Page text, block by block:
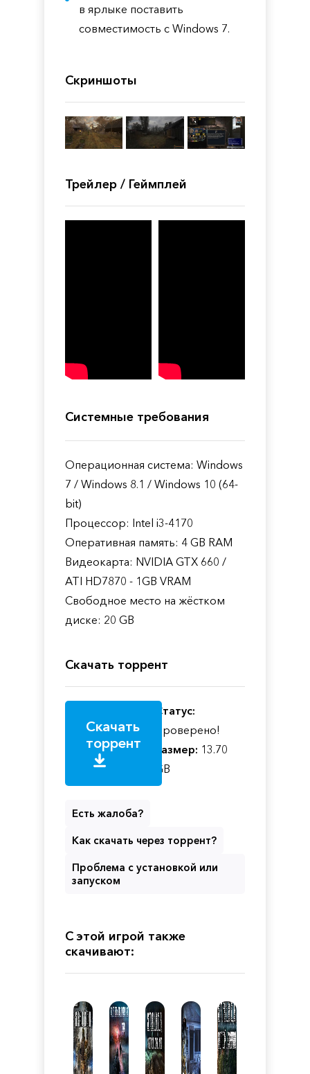
в ярлыке поставить
совместимость с Windows 7.
Скриншоты
Трейлер / Геймплей
Системные требования
Операционная система: Windows
7 / Windows 8.1 / Windows 10 (64-
bit)
Процессор: Intel i3-4170
Оперативная память: 4 GB RAM
Видеокарта: NVIDIA GTX 660 /
ATI HD7870 - 1GB VRAM
Свободное место на жёстком
диске: 20 GB
Скачать торрент
Скачать
торрент
Статус:
Проверено!
Размер: 13.70
GB
Есть жалоба?
Как скачать через торрент?
Проблема с установкой или
запуском
С этой игрой также
скачивают: